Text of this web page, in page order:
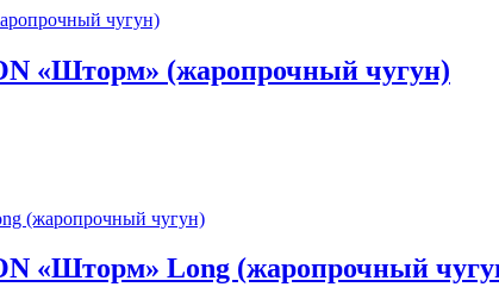
«Шторм» (жаропрочный чугун)
«Шторм» Long (жаропрочный